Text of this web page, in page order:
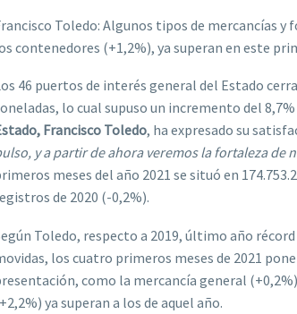
Toledo: Algunos tipos de mercancías
contenedores (+1,2%), ya superan en este
46 puertos de interés general del Estado
lo cual supuso un incremento del
Francisco Toledo, ha expresado su
y a partir de ahora veremos la fortaleza de
meses del año 2021 se situó en
de 2020 (-0,2%).
Toledo, respecto a 2019, último año
los cuatro primeros meses de 2021
como la mercancía general
ya superan a los de aquel año.